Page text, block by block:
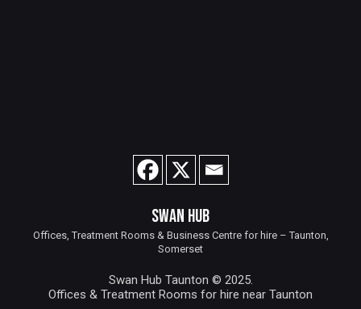
Swan Hub Taunton © 2025.
Offices & Treatment Rooms for hire near Taunton
SWAN HUB
Offices, Treatment Rooms & Business Centre for hire – Taunton,
Somerset